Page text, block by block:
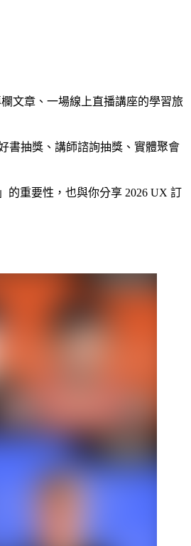
文章、一場線上直播講座的學習旅
書抽獎、講師諮詢抽獎、實體聚會
的重要性，也與你分享 2026 UX 訂